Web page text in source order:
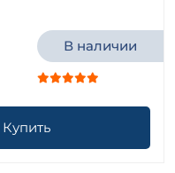
В наличии
Купить